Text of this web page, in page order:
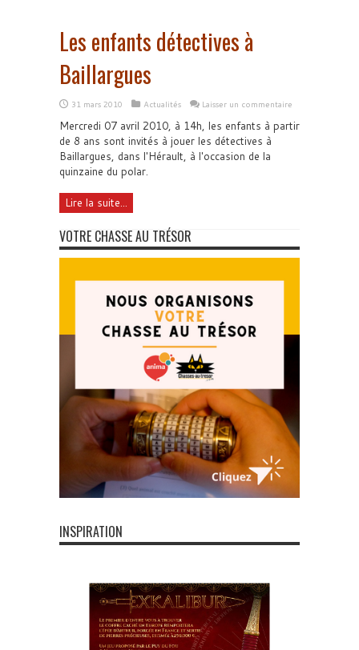
Les enfants détectives à
Baillargues
31 mars 2010 Actualités Laisser un commentaire
Mercredi 07 avril 2010, à 14h, les enfants à partir
de 8 ans sont invités à jouer les détectives à
Baillargues, dans l'Hérault, à l'occasion de la
quinzaine du polar.
Lire la suite...
VOTRE CHASSE AU TRÉSOR
INSPIRATION